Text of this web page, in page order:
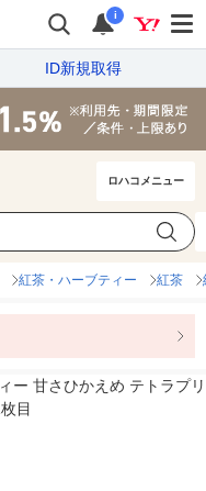
i
ID新規取得
ロハコメニュー
紅茶・ハーブティー 紅茶